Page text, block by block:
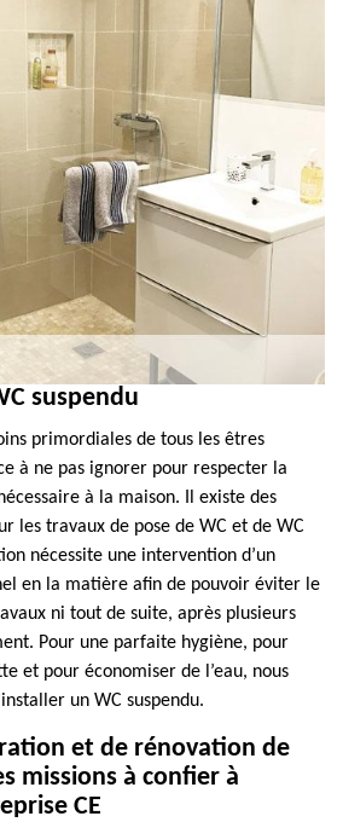
suspendu
primordiales de tous les êtres
à ne pas ignorer pour respecter la
à la maison. Il existe des
les travaux de pose de WC et de WC
nécessite une intervention d’un
en la matière afin de pouvoir éviter le
ni tout de suite, après plusieurs
Pour une parfaite hygiène, pour
et pour économiser de l’eau, nous
un WC suspendu.
et de rénovation de
missions à confier à
CE